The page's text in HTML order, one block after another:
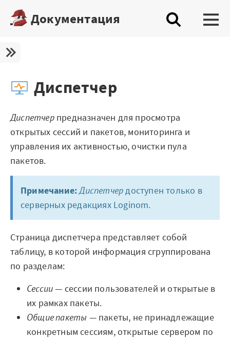
Документация
Купить настольную редакцию
Запросить trial сервера
Демостенды
Документация
Демопримеры
Шифратор пакетов
Архитектура Loginom
Системные требования
Loginom + AI
AI в экосистеме Loginom
Диспетчер
Диспетчерпредназначен для просмотра
открытых сессий и пакетов, мониторинга и
управления их активностью, очистки пула
пакетов.
Примечание:Диспетчердоступен только в
серверных редакциях Loginom.
Страница диспетчера представляет собой
таблицу, в которой информация сгруппирована
по разделам:
Сессии— сессии пользователей и открытые в
их рамках пакеты.
Общие пакеты — пакеты, не принадлежащие
конкретным сессиям, открытые сервером по